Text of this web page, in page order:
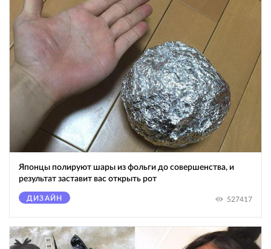
Японцы полируют шары из фольги до совершенства, и
результат заставит вас открыть рот
ДИЗАЙН 527417